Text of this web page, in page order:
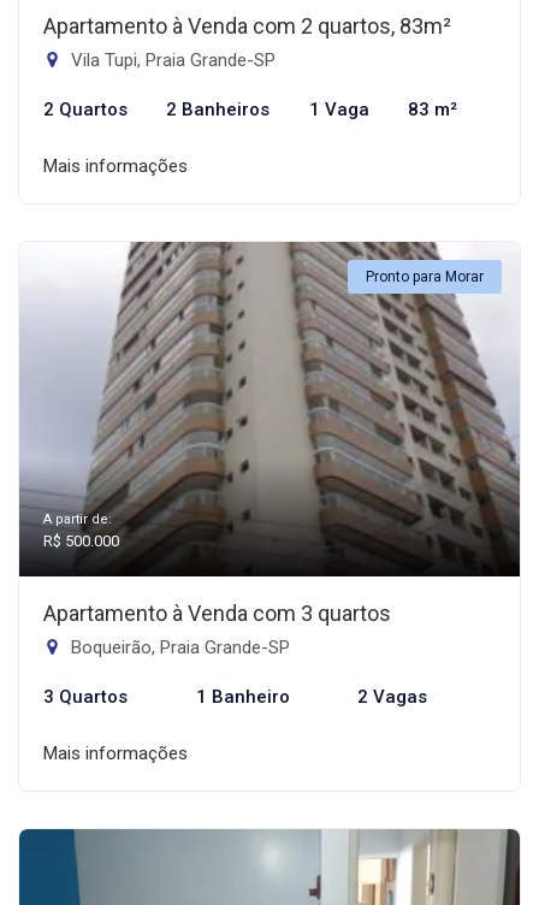
Apartamento à Venda com 2 quartos, 83m²
Vila Tupi, Praia Grande-SP
2 Quartos 2 Banheiros 1 Vaga 83 m²
Mais informações
Pronto para Morar
A partir de:
R$ 500.000
Apartamento à Venda com 3 quartos
Boqueirão, Praia Grande-SP
3 Quartos 1 Banheiro 2 Vagas
Mais informações